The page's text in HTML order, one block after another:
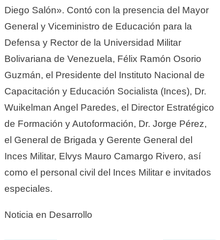
Diego Salón». Contó con la presencia del Mayor
General y Viceministro de Educación para la
Defensa y Rector de la Universidad Militar
Bolivariana de Venezuela, Félix Ramón Osorio
Guzmán, el Presidente del Instituto Nacional de
Capacitación y Educación Socialista (Inces), Dr.
Wuikelman Angel Paredes, el Director Estratégico
de Formación y Autoformación, Dr. Jorge Pérez,
el General de Brigada y Gerente General del
Inces Militar, Elvys Mauro Camargo Rivero, así
como el personal civil del Inces Militar e invitados
especiales.
Noticia en Desarrollo